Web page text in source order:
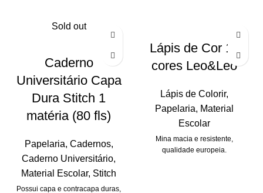
Sold out
Caderno
Universitário Capa
Dura Stitch 1
matéria (80 fls)
Papelaria, Cadernos,
Caderno Universitário,
Material Escolar, Stitch
Possui capa e contracapa duras,
Lápis de Cor 12
cores Leo&Leo
Lápis de Colorir,
Papelaria, Material
Escolar
Mina macia e resistente,
qualidade europeia.